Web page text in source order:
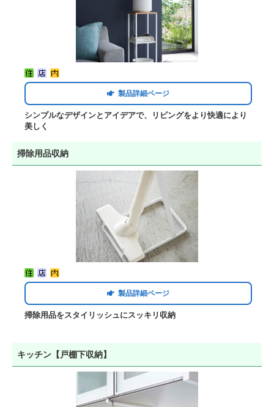
製品詳細ページ
シンプルなデザインとアイデアで、リビングをより快適により
美しく
掃除用品収納
製品詳細ページ
掃除用品をスタイリッシュにスッキリ収納
キッチン【戸棚下収納】